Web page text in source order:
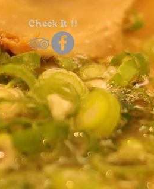
Check It !!